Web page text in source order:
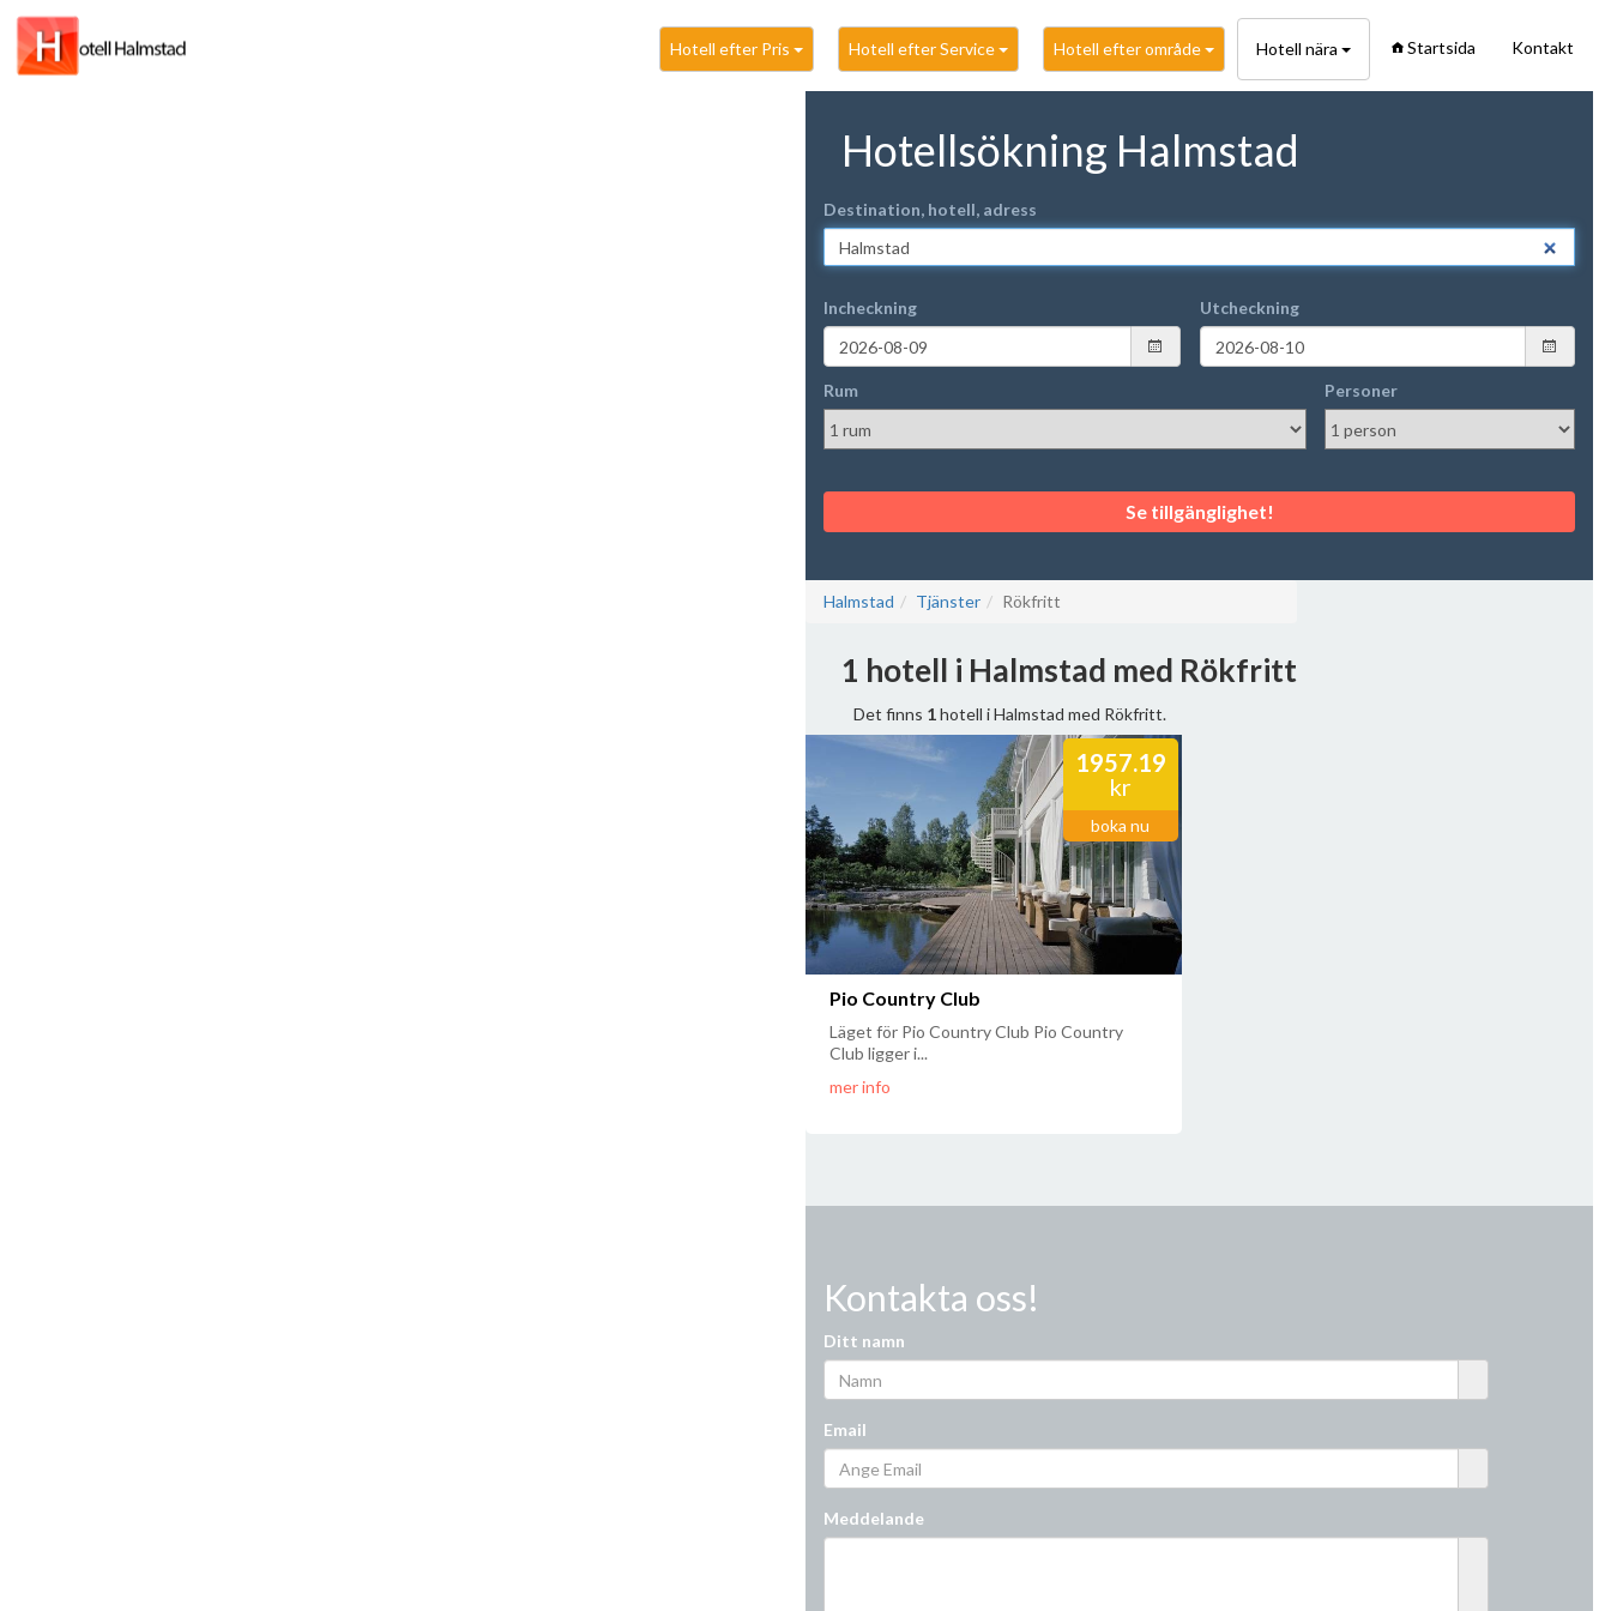
Hotell efter Pris Hotell efter Service Hotell efter område Hotell nära Startsida Kontakt
Hotellsökning Halmstad
Destination, hotell, adress
Incheckning Utcheckning
Rum Personer
Se tillgänglighet!
Halmstad Tjänster Rökfritt
1 hotell i Halmstad med Rökfritt
Det finns 1hotell i Halmstad med Rökfritt.
1957.19
kr
boka nu
Pio Country Club
Läget för Pio Country Club Pio Country
Club ligger i...
mer info
Kontakta oss!
Ditt namn
Email
Meddelande